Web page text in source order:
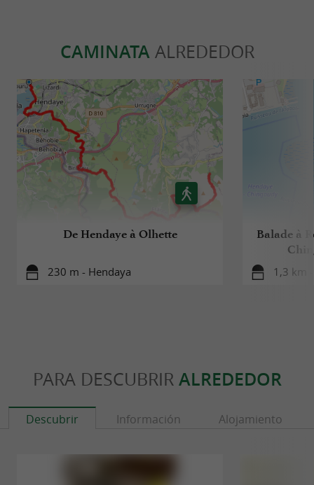
CAMINATAALREDEDOR
De Hendaye à Olhette
230 m - Hendaya
Balade à
1,3 km
PARA DESCUBRIR ALREDEDOR
Descubrir Información Alojamiento